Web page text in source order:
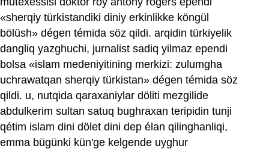
«sherqiy türkistandiki diniy erkinlikke köngül
bölüsh» dégen témida söz qildi. arqidin türkiyelik
dangliq yazghuchi, jurnalist sadiq yilmaz ependi
bolsa «islam medeniyitining merkizi: zulumgha
uchrawatqan sherqiy türkistan» dégen témida söz
qildi. u, nutqida qaraxaniylar döliti mezgilide
abdulkerim sultan satuq bughraxan teripidin tunji
qétim islam dini dölet dini dep élan qilinghanliqi,
emma bügünki kün'ge kelgende uyghur